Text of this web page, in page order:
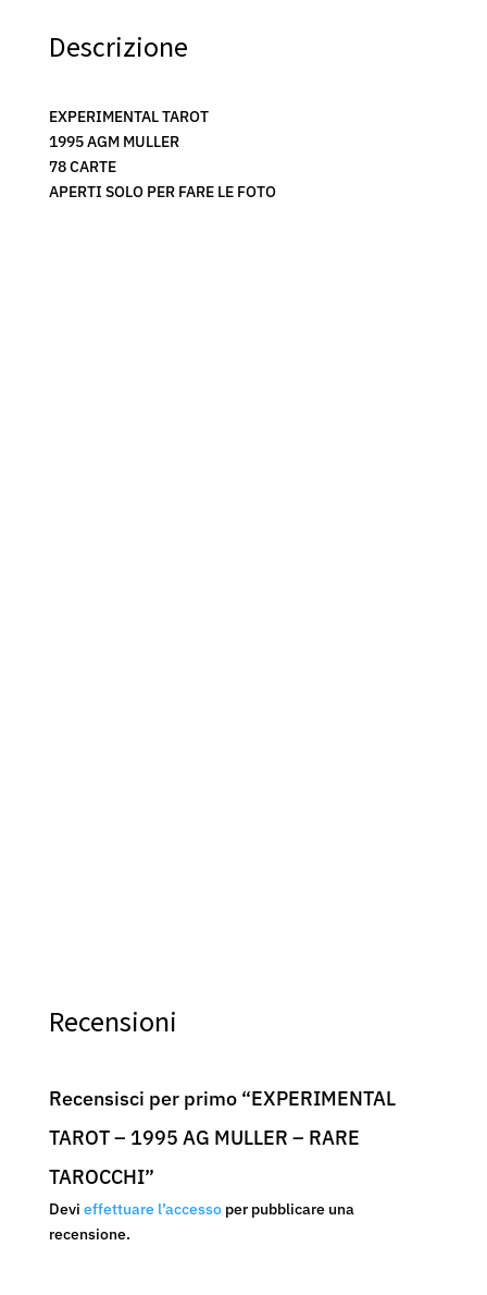
1995
-
RARE
TAROCCHI
quantità
Descrizione
EXPERIMENTAL TAROT
1995 AGM MULLER
78 CARTE
APERTI SOLO PER FARE LE FOTO
Recensioni
Recensisci per primo “EXPERIMENTAL
TAROT – 1995 AG MULLER – RARE
TAROCCHI”
Devi effettuare l’accessoper pubblicare una
recensione.